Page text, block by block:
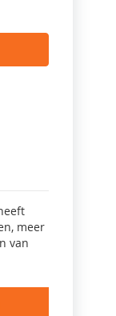
meer
van